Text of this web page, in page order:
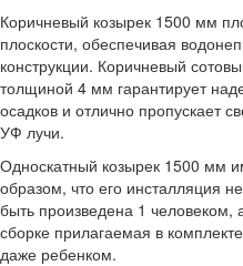
Коричневый козырек 1500 мм
плоскости, обеспечивая
конструкции. Коричневый
толщиной 4 мм гарантирует
осадков и отлично пропускает
УФ лучи.
Односкатный козырек 1500 мм
образом, что его инсталляция
быть произведена 1 человеком,
сборке прилагаемая в
даже ребенком.